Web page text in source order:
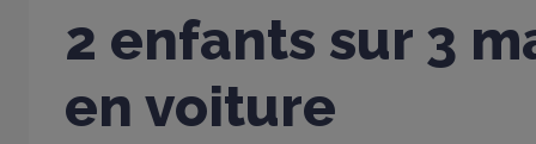
2 enfants sur 3
en voiture